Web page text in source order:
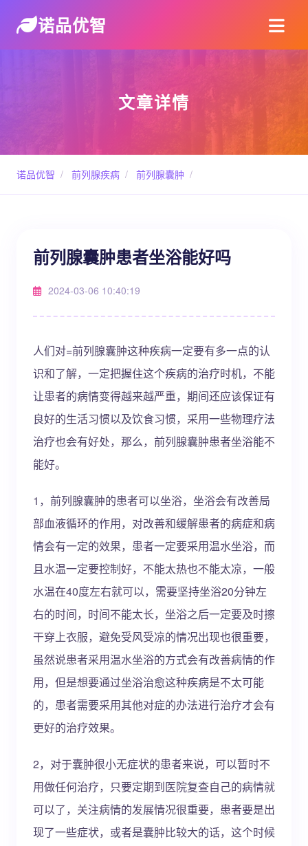
诺品优智
文章详情
诺品优智 / 前列腺疾病 / 前列腺囊肿 /
前列腺囊肿患者坐浴能好吗
2024-03-06 10:40:19
人们对=前列腺囊肿这种疾病一定要有多一点的认
识和了解，一定把握住这个疾病的治疗时机，不能
让患者的病情变得越来越严重，期间还应该保证有
良好的生活习惯以及饮食习惯，采用一些物理疗法
治疗也会有好处，那么，前列腺囊肿患者坐浴能不
能好。
1，前列腺囊肿的患者可以坐浴，坐浴会有改善局
部血液循环的作用，对改善和缓解患者的病症和病
情会有一定的效果，患者一定要采用温水坐浴，而
且水温一定要控制好，不能太热也不能太凉，一般
水温在40度左右就可以，需要坚持坐浴20分钟左
右的时间，时间不能太长，坐浴之后一定要及时擦
干穿上衣服，避免受风受凉的情况出现也很重要，
虽然说患者采用温水坐浴的方式会有改善病情的作
用，但是想要通过坐浴治愈这种疾病是不太可能
的，患者需要采用其他对症的办法进行治疗才会有
更好的治疗效果。
2，对于囊肿很小无症状的患者来说，可以暂时不
用做任何治疗，只要定期到医院复查自己的病情就
可以了，关注病情的发展情况很重要，患者要是出
现了一些症状，或者是囊肿比较大的话，这个时候